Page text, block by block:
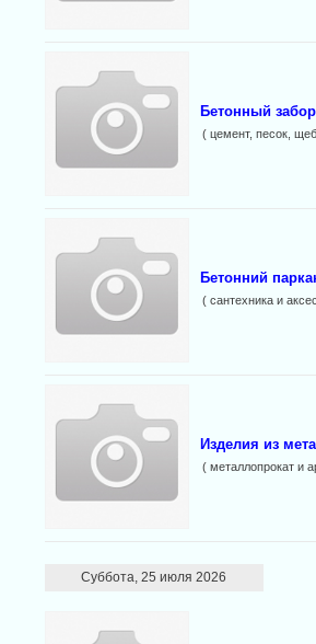
Бетонный
( цемент, песок,
Бетонний
( сантехника и
Изделия из
( металлопрокат и
Суббота, 25 июля 2026